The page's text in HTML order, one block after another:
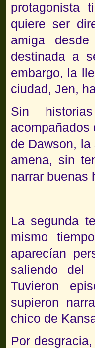
protagonista
quiere ser
amiga
destinada a
embargo, la
ciudad, Jen,
Sin
acompañados
de Dawson, la
amena, sin
narrar buenas
La segunda
mismo
aparecían
saliendo del
Tuvieron
supieron
chico de
Por